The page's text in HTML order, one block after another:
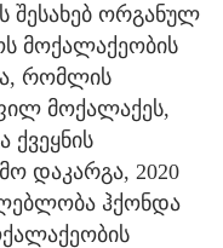
შესახებ ორგანულ
მოქალაქეობის
რომლის
მოქალაქეს,
დაკარგა, 2020
ჰქონდა